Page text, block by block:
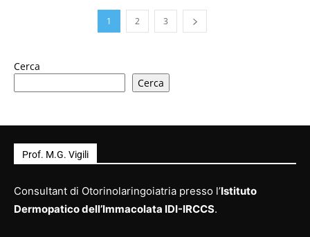
1 2 3
Cerca
Cerca
Prof. M.G. Vigili
Consultant di Otorinolaringoiatria presso l’Istituto
Dermopatico dell’Immacolata IDI-IRCCS.